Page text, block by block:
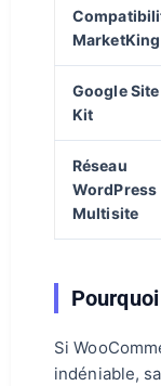
MarketKing
Google Site
Kit
Réseau
WordPress
Multisite
Si
indéniable,